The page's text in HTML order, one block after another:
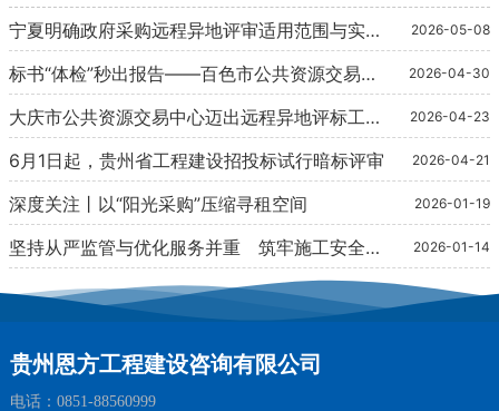
宁夏明确政府采购远程异地评审适用范围与实施
原则
2026-05-08
标书“体检”秒出报告——百色市公共资源交易实
现数字化跨越
2026-04-30
大庆市公共资源交易中心迈出远程异地评标工作
常态化步
2026-04-23
6月1日起，贵州省工程建设招投标试行暗标评审 2026-04-21
深度关注丨以“阳光采购”压缩寻租空间 2026-01-19
坚持从严监管与优化服务并重 筑牢施工安全防
线
2026-01-14
贵州恩方工程建设咨询有限公司
电话： 0851-88560999